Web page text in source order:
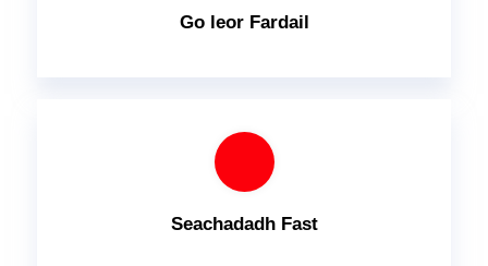
Go leor Fardail
Seachadadh Fast